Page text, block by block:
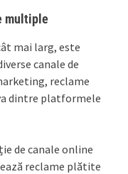
multiple
mai larg, este
canale de
reclame
dintre platformele
de canale online
reclame plătite